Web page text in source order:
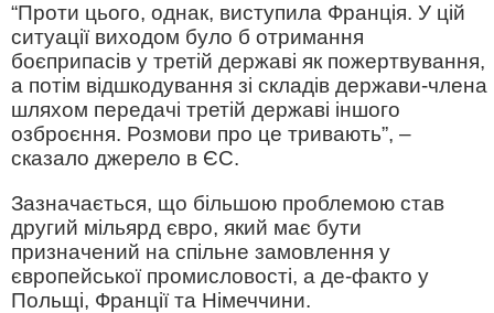
“Проти цього, однак, виступила Франція. У цій
ситуації виходом було б отримання
боєприпасів у третій державі як пожертвування,
а потім відшкодування зі складів держави-члена
шляхом передачі третій державі іншого
озброєння. Розмови про це тривають”, –
сказало джерело в ЄС.
Зазначається, що більшою проблемою став
другий мільярд євро, який має бути
призначений на спільне замовлення у
європейської промисловості, а де-факто у
Польщі, Франції та Німеччини.